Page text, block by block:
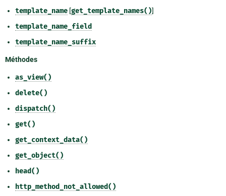
template_name [get_template_names()]
template_name_field
template_name_suffix
Méthodes
as_view()
delete()
dispatch()
get()
get_context_data()
get_object()
head()
http_method_not_allowed()